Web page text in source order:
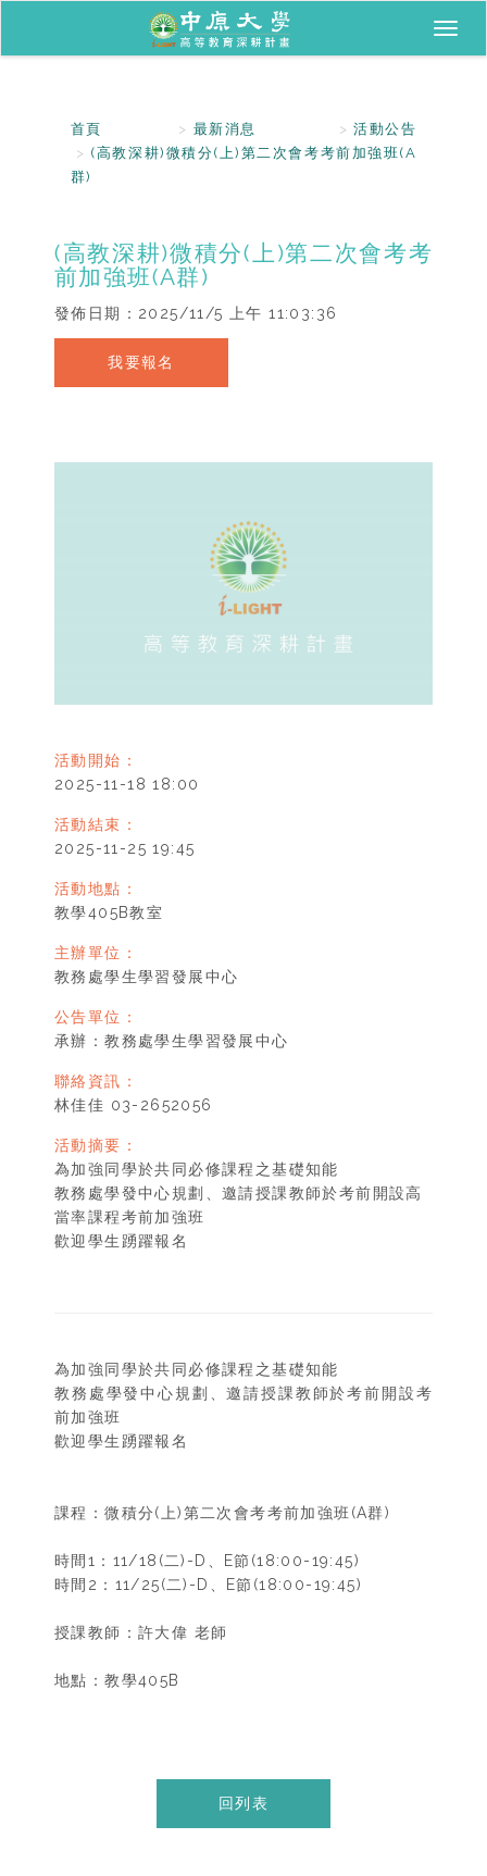
首頁 最新消息
活動公告
(高教深耕)微積分(上)第二次會考考前加強班(A
群)
(高教深耕)微積分(上)第二次會考考
前加強班(A群)
發佈日期： 2025/11/5 上午 11:03:36
我要報名
活動開始：
2025-11-18 18:00
活動結束：
2025-11-25 19:45
活動地點：
教學405B教室
主辦單位：
教務處學生學習發展中心
公告單位：
承辦：教務處學生學習發展中心
聯絡資訊：
林佳佳 03-2652056
活動摘要：
為加強同學於共同必修課程之基礎知能
教務處學發中心規劃、邀請授課教師於考前開設高
當率課程考前加強班
歡迎學生踴躍報名
為加強同學於共同必修課程之基礎知能
教務處學發中心規劃、邀請授課教師於考前開設考
前加強班
歡迎學生踴躍報名
課程：微積分(上)第二次會考考前加強班(A群)
時間1：11/18(二)-D、E節(18:00-19:45)
時間2：11/25(二)-D、E節(18:00-19:45)
授課教師：許大偉 老師
地點：教學405B
回列表